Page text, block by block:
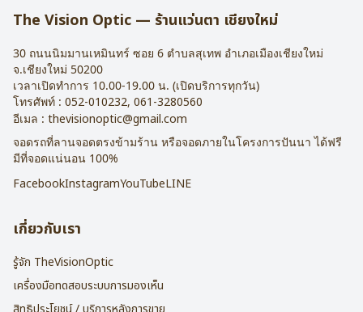
The Vision Optic — ร้านแว่นตา เชียงใหม่
30 ถนนนิมมานเหมินทร์ ซอย 6 ตำบลสุเทพ อำเภอเมืองเชียงใหม่
จ.เชียงใหม่ 50200
เวลาเปิดทำการ 10.00-19.00 น. (เปิดบริการทุกวัน)
โทรศัพท์ : 052-010232, 061-3280560
อีเมล : thevisionoptic@gmail.com
จอดรถที่ลานจอดตรงข้ามร้าน หรือจอดภายในโครงการปันนา ได้ฟรี
มีที่จอดแน่นอน 100%
FacebookInstagramYouTubeLINE
เกี่ยวกับเรา
รู้จัก TheVisionOptic
เครื่องมือทดสอบระบบการมองเห็น